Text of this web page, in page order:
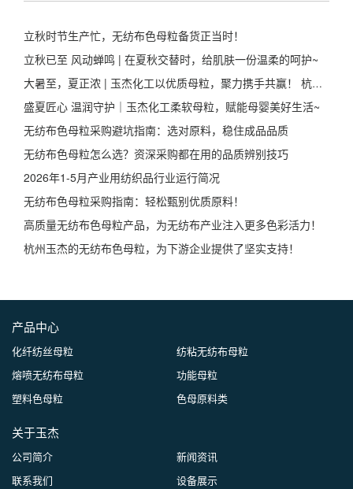
立秋时节生产忙，无纺布色母粒备货正当时！
立秋已至 风动蝉鸣 | 在夏秋交替时，给肌肤一份温柔的呵护~
大暑至，夏正浓 | 玉杰化工以优质母粒，聚力携手共赢！ 杭州玉杰-色母粒及预分散色砂色油
盛夏匠心 温润守护｜玉杰化工柔软母粒，赋能母婴美好生活~
无纺布色母粒采购避坑指南：选对原料，稳住成品品质
无纺布色母粒怎么选？资深采购都在用的品质辨别技巧
2026年1-5月产业用纺织品行业运行简况
无纺布色母粒采购指南：轻松甄别优质原料！
高质量无纺布色母粒产品，为无纺布产业注入更多色彩活力！
杭州玉杰的无纺布色母粒，为下游企业提供了坚实支持！
产品中心
化纤纺丝母粒
纺粘无纺布母粒
熔喷无纺布母粒
功能母粒
塑料色母粒
色母原料类
关于玉杰
公司简介
新闻资讯
联系我们
设备展示